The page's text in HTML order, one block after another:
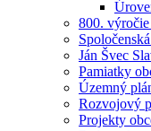
800.
Ján Švec
Pamiatky
Územný
Rozvojový
Projekty